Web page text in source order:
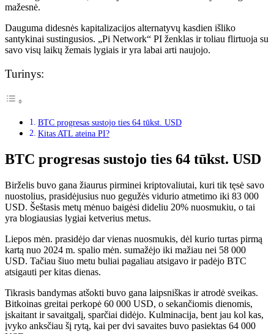
mažesnė.
Dauguma didesnės kapitalizacijos alternatyvų kasdien išliko
santykinai sustingusios. „Pi Network“ PI ženklas ir toliau flirtuoja su
savo visų laikų žemais lygiais ir yra labai arti naujojo.
Turinys:
BTC progresas sustojo ties 64 tūkst. USD
Kitas ATL ateina PI?
BTC progresas sustojo ties 64 tūkst. USD
Birželis buvo gana žiaurus pirminei kriptovaliutai, kuri tik tęsė savo
nuostolius, prasidėjusius nuo gegužės vidurio atmetimo iki 83 000
USD. Šeštasis metų mėnuo baigėsi dideliu 20% nuosmukiu, o tai
yra blogiausias lygiai ketverius metus.
Liepos mėn. prasidėjo dar vienas nuosmukis, dėl kurio turtas pirmą
kartą nuo 2024 m. spalio mėn. sumažėjo iki mažiau nei 58 000
USD. Tačiau šiuo metu buliai pagaliau atsigavo ir padėjo BTC
atsigauti per kitas dienas.
Tikrasis bandymas atšokti buvo gana laipsniškas ir atrodė sveikas.
Bitkoinas greitai perkopė 60 000 USD, o sekančiomis dienomis,
įskaitant ir savaitgalį, sparčiai didėjo. Kulminacija, bent jau kol kas,
įvyko anksčiau šį rytą, kai per dvi savaites buvo pasiektas 64 000